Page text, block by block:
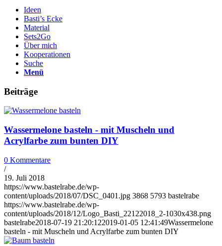
Ideen
Basti’s Ecke
Material
Sets2Go
Über mich
Kooperationen
Suche
Menü
Beiträge
Wassermelone basteln - mit Muscheln und
Acrylfarbe zum bunten DIY
0 Kommentare
/
19. Juli 2018
https://www.bastelrabe.de/wp-
content/uploads/2018/07/DSC_0401.jpg 3868 5793 bastelrabe
https://www.bastelrabe.de/wp-
content/uploads/2018/12/Logo_Basti_22122018_2-1030x438.png
bastelrabe2018-07-19 21:20:122019-01-05 12:41:49Wassermelone
basteln - mit Muscheln und Acrylfarbe zum bunten DIY